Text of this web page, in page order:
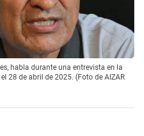
habla durante una entrevista en la
28 de abril de 2025. (Foto de AIZAR